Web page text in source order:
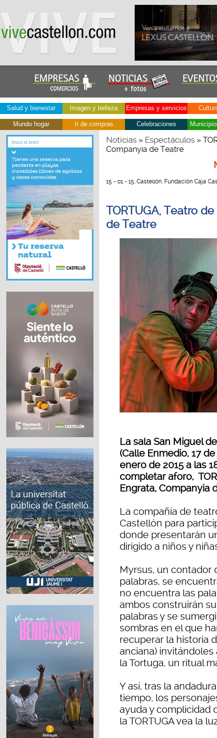
Salud y bienestar Imagen y belleza Empresas y servicios
Mundo hogar Ir de compras Celebraciones
Noticias» Espectáculos»
Companyia de Teatre
15 - 01 - 15, Castellón. Fundación Caja
TORTUGA, Teatro
de Teatre
La sala San Miguel
(Calle Enmedio, 17
enero de 2015 a las
completar aforo,
Engrata, Companyia
La compañía de
Castellón para
donde presentarán
dirigido a niños y
Myrsus, un contador
palabras, se
no encuentra las
ambos construirán
palabras y se
sombras en el que
recuperar la historia
anciana)
la Tortuga, un ritual
Y así, tras la
tiempo, los
ayuda y complicidad
la TORTUGA vea la